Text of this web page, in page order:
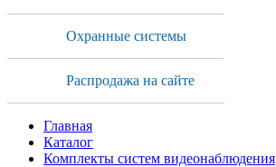
Охранные системы
Распродажа на сайте
Главная
Каталог
Комплекты систем видеонаблюдения